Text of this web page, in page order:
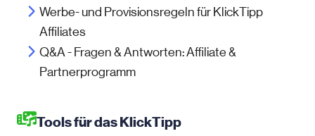
Werbe- und Provisionsregeln für KlickTipp
Affiliates
Q&A - Fragen & Antworten: Affiliate &
Partnerprogramm
Tools für das KlickTipp